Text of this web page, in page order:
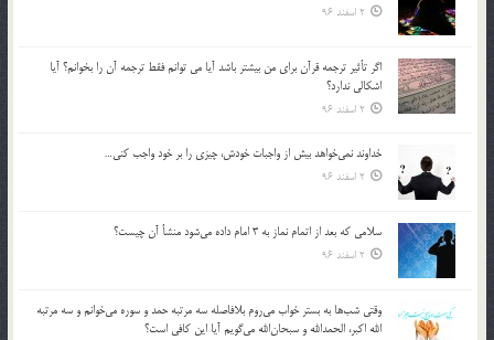
2 اسفند 96
اگر تأثير ترجمه قرآن براي من بيشتر باشد آيا مي توانم فقط ترجمه آن را بخوانم؟ آيا
اشكالي ندارد؟
2 اسفند 96
خداوند نمي‌خواهد بيش از واجبات خودش، چيزي را بر خود واجب كني…
2 اسفند 96
سلامي كه بعد از اتمام نماز به 3 امام داده مي‌شود منشأ آن چيست؟
2 اسفند 96
وقتي شب‌ها به بستر خواب مي‌روم بلافاصله سه مرتبه حمد و سوره مي‌خوانم و سه مرتبه
الله اكبر، الحمدالله و سبحان‌الله مي‌گويم آيا اين كافي است؟